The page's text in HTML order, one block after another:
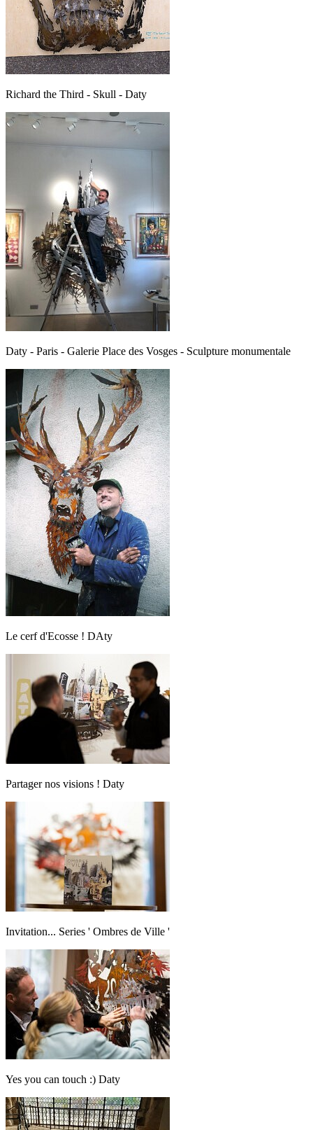
Richard the Third - Skull - Daty
Daty - Paris - Galerie Place des Vosges - Sculpture monumentale
Le cerf d'Ecosse ! DAty
Partager nos visions ! Daty
Invitation... Series ' Ombres de Ville '
Yes you can touch :) Daty